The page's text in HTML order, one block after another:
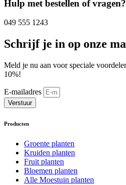
Hulp met bestellen of vragen?
049 555 1243
Schrijf je in op onze
Meld je nu aan voor speciale
10%!
E-mailadres
Verstuur
Producten
Groente planten
Kruiden planten
Fruit planten
Bloemen planten
Alle Moestuin planten